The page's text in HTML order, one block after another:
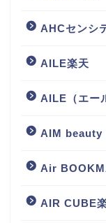
AHCセンシ
AILE楽天
AILE（エー
AIM
Air
AIR CUBE